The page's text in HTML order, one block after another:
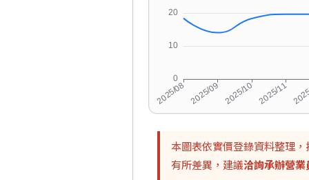
本圖表依實價登錄資料整理
有所差異，建議洽詢承辦營業